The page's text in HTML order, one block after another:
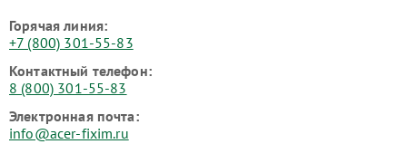
Горячая линия:
+7 (800) 301-55-83
Контактный телефон:
8 (800) 301-55-83
Электронная почта:
info@acer-fixim.ru